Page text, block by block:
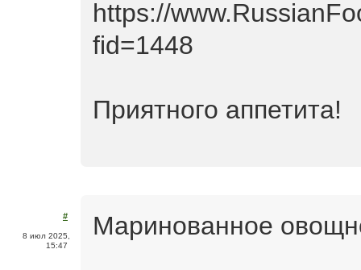
https://
fid=1448
Приятного аппетита!
#
8 июл 2025,
15:47
Маринованное